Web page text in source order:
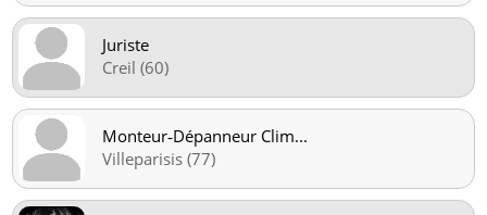
Juriste
Creil (60)
Monteur‑Dépanneur Clim...
Villeparisis (77)